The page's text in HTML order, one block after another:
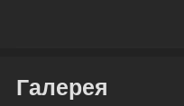
Галерея